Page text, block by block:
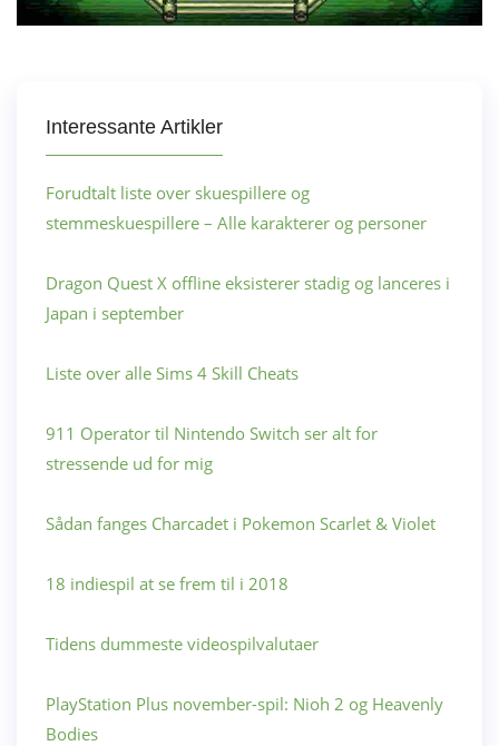
Interessante Artikler
Forudtalt liste over skuespillere og
stemmeskuespillere – Alle karakterer og personer
Dragon Quest X offline eksisterer stadig og lanceres i
Japan i september
Liste over alle Sims 4 Skill Cheats
911 Operator til Nintendo Switch ser alt for
stressende ud for mig
Sådan fanges Charcadet i Pokemon Scarlet & Violet
18 indiespil at se frem til i 2018
Tidens dummeste videospilvalutaer
PlayStation Plus november-spil: Nioh 2 og Heavenly
Bodies